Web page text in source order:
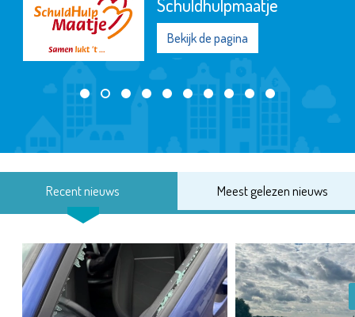
Schuldhulpmaatje
Bekijk de pagina
Recent nieuws Meest gelezen nieuws